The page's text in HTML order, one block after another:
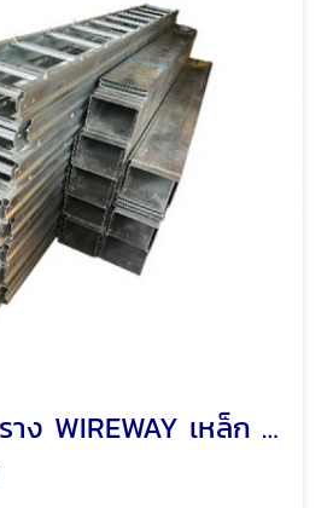
รางวายเวย์ ราง WIREWAY เหล็ก รางเหล็ก พัทยา ชลบุรี